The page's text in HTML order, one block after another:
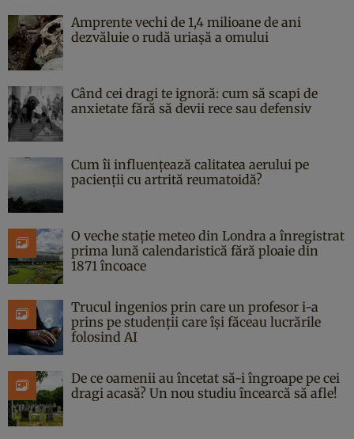
Amprente vechi de 1,4 milioane de ani
dezvăluie o rudă uriașă a omului
Când cei dragi te ignoră: cum să scapi de
anxietate fără să devii rece sau defensiv
Cum îi influențează calitatea aerului pe
pacienții cu artrită reumatoidă?
O veche stație meteo din Londra a înregistrat
prima lună calendaristică fără ploaie din
1871 încoace
Trucul ingenios prin care un profesor i-a
prins pe studenții care își făceau lucrările
folosind AI
De ce oamenii au încetat să-i îngroape pe cei
dragi acasă? Un nou studiu încearcă să afle!